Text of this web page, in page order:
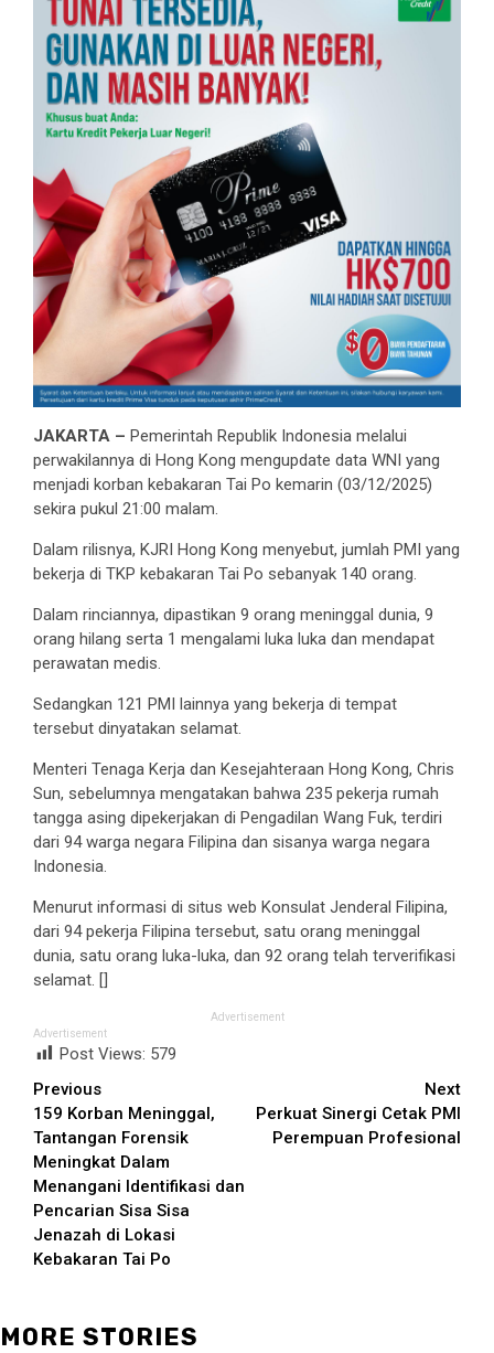
JAKARTA – Pemerintah Republik Indonesia melalui
perwakilannya di Hong Kong mengupdate data WNI yang
menjadi korban kebakaran Tai Po kemarin (03/12/2025)
sekira pukul 21:00 malam.
Dalam rilisnya, KJRI Hong Kong menyebut, jumlah PMI yang
bekerja di TKP kebakaran Tai Po sebanyak 140 orang.
Dalam rinciannya, dipastikan 9 orang meninggal dunia, 9
orang hilang serta 1 mengalami luka luka dan mendapat
perawatan medis.
Sedangkan 121 PMI lainnya yang bekerja di tempat
tersebut dinyatakan selamat.
Menteri Tenaga Kerja dan Kesejahteraan Hong Kong, Chris
Sun, sebelumnya mengatakan bahwa 235 pekerja rumah
tangga asing dipekerjakan di Pengadilan Wang Fuk, terdiri
dari 94 warga negara Filipina dan sisanya warga negara
Indonesia.
Menurut informasi di situs web Konsulat Jenderal Filipina,
dari 94 pekerja Filipina tersebut, satu orang meninggal
dunia, satu orang luka-luka, dan 92 orang telah terverifikasi
selamat. []
Advertisement
Advertisement
Post Views: 579
Continue
Reading
Previous
159 Korban Meninggal,
Tantangan Forensik
Meningkat Dalam
Menangani Identifikasi dan
Pencarian Sisa Sisa
Jenazah di Lokasi
Kebakaran Tai Po
Next
Perkuat Sinergi Cetak PMI
Perempuan Profesional
MORE STORIES